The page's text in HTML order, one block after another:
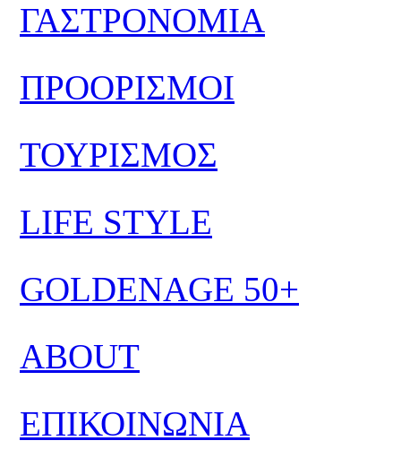
ΓΑΣΤΡΟΝΟΜΙΑ
ΠΡΟΟΡΙΣΜΟΙ
ΤΟΥΡΙΣΜΟΣ
LIFE STYLE
GOLDENAGE 50+
ABOUT
ΕΠΙΚΟΙΝΩΝΙΑ